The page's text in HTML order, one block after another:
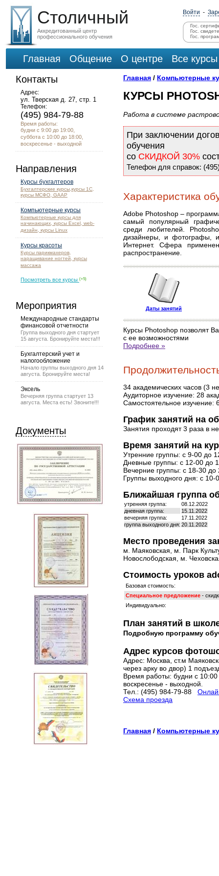
Столичный
Аккредитованный центр
профессионального обучения
Войти -
Гос.
Гос.
Гос.
Главная Общение О центре
Все курсы
Контакты
Адрес:
ул. Тверская д. 27, стр. 1
Телефон:
(495) 984-79-88
Время работы:
будни с 9:00 до 19:00,
суббота с 10:00 до 18:00,
воскресенье - выходной
Направления
Курсы бухгалтеров
Бухгалтерские курсы,курсы 1С,
курсы МСФО, GAAP
Компьютерные курсы
Компьютерные курсы для
начинающих, курсы Excel, web-
дизайн, курсы Linux
Курсы красоты
Курсы парикмахеров,
наращивание ногтей, курсы
массажа
Посмотреть все курсы (+5)
Мероприятия
Международные стандарты
финансовой отчетности
Группа выходного дня стартует
15 августа. Бронируйте места!!!
Бухгалтерский учет и
налогообложение
Начало группы выходного дня 14
августа. Бронируйте места!
Эксель
Вечерняя группа стартует 13
августа. Места есть! Звоните!!!
Документы
Главная / Компьютерные
КУРСЫ
Работа в системе
При заключении
обучения
со СКИДКОЙ 30%
Телефон для справок:
Характеристика
Adobe Photoshop –
самый популярный
среди любителей.
дизайнеры, и фотографы,
Интернет. Сфера
распространение.
Даты занятий
Курсы Photoshop позволят
с ее возможностями
Подробнее »
34 академических часов (3
Аудиторное изучение: 28
Самостоятельное изучение:
График занятий на
Занятия проходят 3 раза в
Время занятий на
Утренние группы: с 9-00 до
Дневные группы: с 12-00 до
Вечерние группы: с 18-30 до
Группы выходного дня: с 10-
Ближайшая группа
утренняя группа:
08.12.2022
дневная группа:
15.11.2022
вечерняя группа:
17.11.2022
группа выходного дня: 20.11.2022
Место проведения
м. Маяковская, м. Парк
Новослободская, м.
Стоимость уроков
Базовая стоимость:
Специальное предложение -
Индивидуально:
План занятий в
Подробную программу
Адрес курсов
Адрес: Москва, ст.м
через арку во двор) 1
Время работы: будни с
воскресенье - выходной.
Тел.: (495) 984-79-88
Схема проезда
Главная / Компьютерные